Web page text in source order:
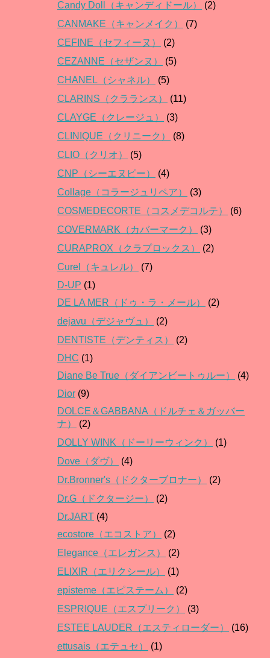
Candy Doll（キャンディドール）
(2)
CANMAKE（キャンメイク）
(7)
CEFINE（セフィーヌ）
(2)
CEZANNE（セザンヌ）
(5)
CHANEL（シャネル）
(5)
CLARINS（クラランス）
(11)
CLAYGE（クレージュ）
(3)
CLINIQUE（クリニーク）
(8)
CLIO（クリオ）
(5)
CNP（シーエヌピー）
(4)
Collage（コラージュリペア）
(3)
COSMEDECORTE（コスメデコルテ）
(6)
COVERMARK（カバーマーク）
(3)
CURAPROX（クラプロックス）
(2)
Curel（キュレル）
(7)
D-UP (1)
DE LA MER（ドゥ・ラ・メール）
(2)
dejavu（デジャヴュ）
(2)
DENTISTE（デンティス）
(2)
DHC (1)
Diane Be True（ダイアンビートゥルー）
(4)
Dior (9)
DOLCE＆GABBANA（ドルチェ＆ガッバー
ナ）
(2)
DOLLY WINK（ドーリーウィンク）
(1)
Dove（ダヴ）
(4)
Dr.Bronner's（ドクターブロナー）
(2)
Dr.G（ドクタージー）
(2)
Dr.JART (4)
ecostore（エコストア）
(2)
Elegance（エレガンス）
(2)
ELIXIR（エリクシール）
(1)
episteme（エピステーム）
(2)
ESPRIQUE（エスプリーク）
(3)
ESTEE LAUDER（エスティローダー）
(16)
ettusais（エテュセ）
(1)